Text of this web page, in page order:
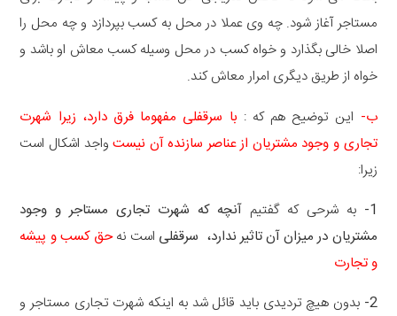
مستاجر آغاز شود. چه وی عملا در محل به کسب بپردازد و چه محل را
اصلا خالی بگذارد و خواه کسب در محل وسیله کسب معاش او باشد و
خواه از طریق دیگری امرار معاش کند.
ب- این توضیح هم که : با سرقفلی مفهوما فرق دارد، زیرا شهرت
تجاری و وجود مشتریان از عناصر سازنده آن نیستواجد اشکال است
زیرا:
1-
به شرحی که گفتیم آنچه که شهرت تجاری مستاجر و وجود
مشتریان در میزان آن تاثیر ندارد، سرقفلی است نهحق کسب و پیشه
و تجارت
2- بدون هیچ تردیدی باید قائل شد به اینکه شهرت تجاری مستاجر و